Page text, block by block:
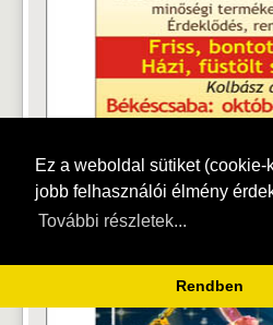
Ez a weboldal sütiket (cookie-
jobb felhasználói élmény
További részletek...
Rendben